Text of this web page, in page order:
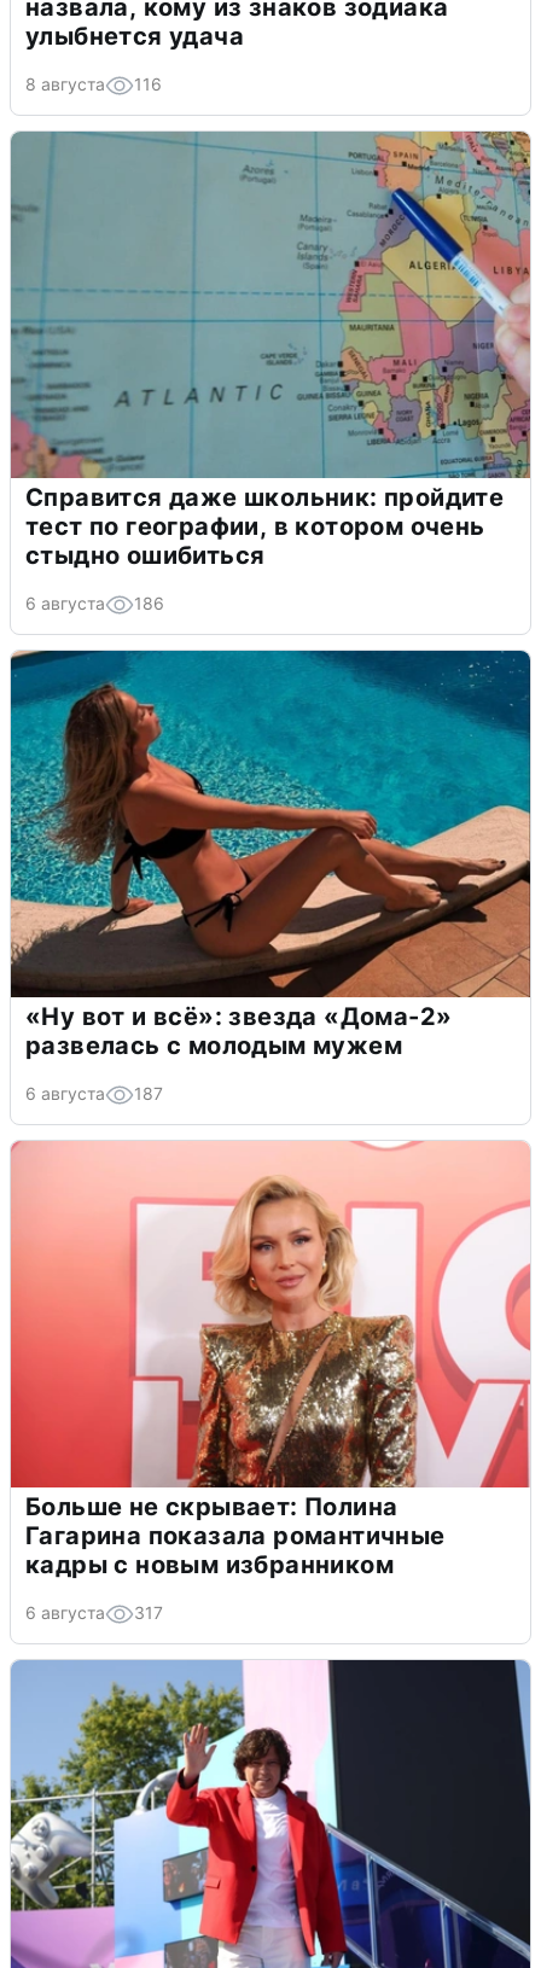
назвала, кому из знаков зодиака
улыбнется удача
8 августа 116
Справится даже школьник: пройдите
тест по географии, в котором очень
стыдно ошибиться
6 августа 186
«Ну вот и всё»: звезда «Дома-2»
развелась с молодым мужем
6 августа 187
Больше не скрывает: Полина
Гагарина показала романтичные
кадры с новым избранником
6 августа 317